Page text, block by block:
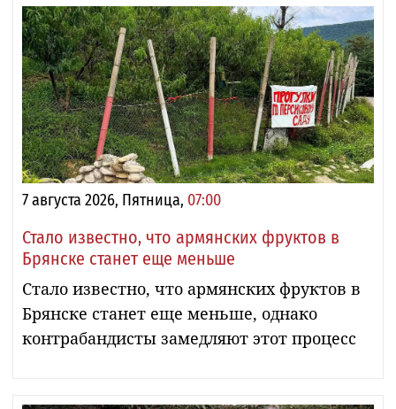
7 августа 2026, Пятница, 07:00
Стало известно, что армянских фруктов в
Брянске станет еще меньше
Стало известно, что армянских фруктов в
Брянске станет еще меньше, однако
контрабандисты замедляют этот процесс